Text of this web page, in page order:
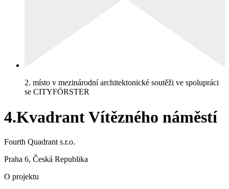
2. místo v mezinárodní architektonické soutěži ve spolupráci
se CITYFÖRSTER
4.Kvadrant Vítězného náměstí
Fourth Quadrant s.r.o.
Praha 6, Česká Republika
O projektu